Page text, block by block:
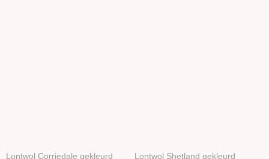
Lontwol Corriedale gekleurd Lontwol Shetland gekleurd